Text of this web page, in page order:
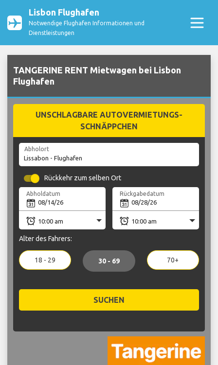
Lisbon Flughafen
Notwendige Flughafen Informationen und
Dienstleistungen
TANGERINE RENT Mietwagen bei Lisbon
Flughafen
UNSCHLAGBARE AUTOVERMIETUNGS-
SCHNÄPPCHEN
Abholort
Rückkehr zum selben Ort
Abholdatum Rückgabedatum
Alter des Fahrers:
18 - 29 30 - 69 70+
SUCHEN